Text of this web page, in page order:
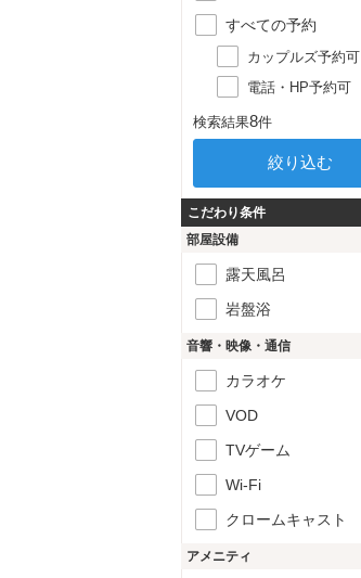
すべての予約
カップルズ予約可
電話・HP予約可
検索結果8件
こだわり条件
部屋設備
露天風呂
岩盤浴
音響・映像・通信
カラオケ
VOD
TVゲーム
Wi-Fi
クロームキャスト
アメニティ